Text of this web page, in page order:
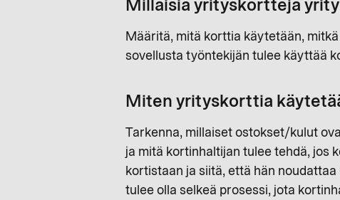
Millaisia yrityskortteja
Määritä, mitä korttia käytetään,
sovellusta työntekijän tulee käyttää
Miten yrityskorttia
Tarkenna, millaiset ostokset/kulut
ja mitä kortinhaltijan tulee tehdä, jos
kortistaan ja siitä, että hän
tulee olla selkeä prosessi, jota